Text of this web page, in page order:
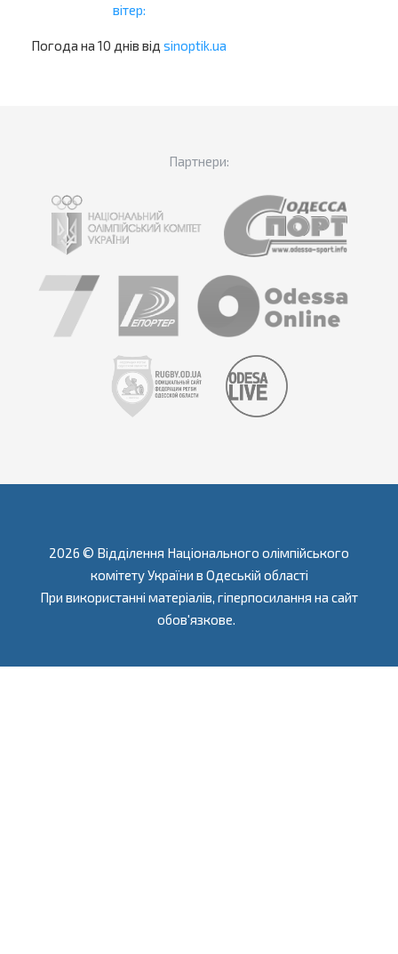
вітер:
Погода на 10 днів від sinoptik.ua
Партнери:
2026 © Відділення Національного олімпійського
комітету України в Одеській області
При використанні матеріалів, гіперпосилання на сайт
обов'язкове.